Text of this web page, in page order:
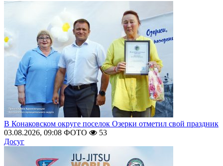
В Конаковском округе поселок Озерки отметил свой праздник
03.08.2026, 09:08 ФОТО
53
Досуг